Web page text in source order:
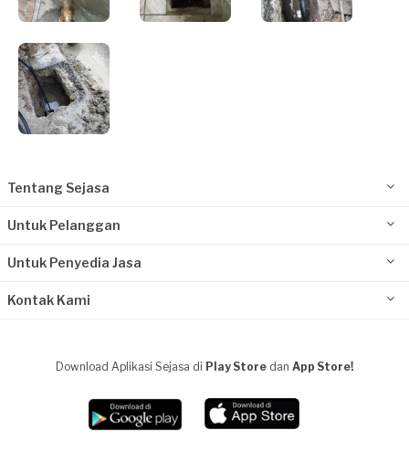
Tentang Sejasa
Untuk Pelanggan
Untuk Penyedia Jasa
Kontak Kami
Download Aplikasi Sejasa di Play Store dan App Store!